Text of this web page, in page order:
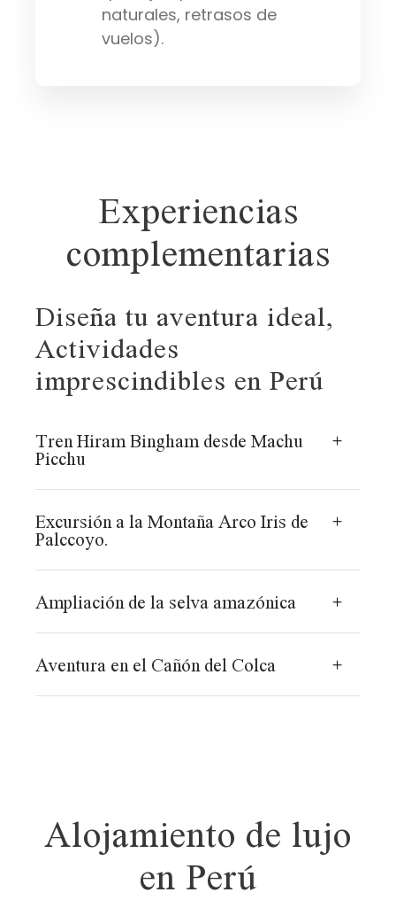
naturales, retrasos de
vuelos).
Experiencias
complementarias
Diseña tu aventura ideal,
Actividades
imprescindibles en Perú
Tren Hiram Bingham desde Machu
Picchu
Excursión a la Montaña Arco Iris de
Palccoyo.
Ampliación de la selva amazónica
Aventura en el Cañón del Colca
Alojamiento de lujo
en Perú